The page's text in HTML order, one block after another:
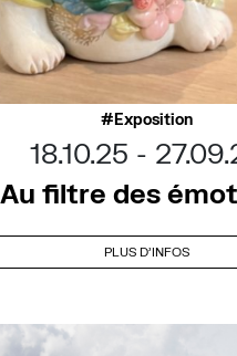
Exposition
18.10.25
Au filtre des
PLUS D'INFOS